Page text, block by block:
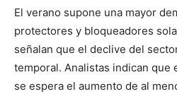
El verano supone una mayor
protectores y bloqueadores
señalan que el declive del
temporal. Analistas indican que
se espera el aumento de al